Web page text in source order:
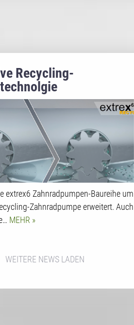
Recycling-
extrex6 Zahnradpumpen-Baureihe um
Zahnradpumpe erweitert. Auch
MEHR
WEITERE NEWS LADEN